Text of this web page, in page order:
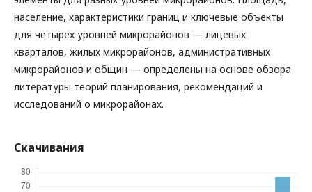
население, характеристики границ и ключевые объекты
для четырех уровней микрорайонов — лицевых
кварталов, жилых микрорайонов, административных
микрорайонов и общин — определены на основе обзора
литературы теорий планирования, рекомендаций и
исследований о микрорайонах.
Скачивания